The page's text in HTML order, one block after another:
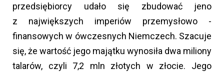
przedsiębiorcy udało się zbudować jeno
z największych imperiów przemysłowo -
finansowych w ówczesnych Niemczech. Szacuje
się, że wartość jego majątku wynosiła dwa miliony
talarów, czyli 7,2 mln złotych w złocie. Jego